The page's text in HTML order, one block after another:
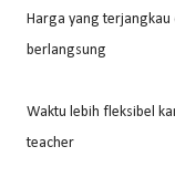
Harga yang
berlangsung
Waktu lebih fleksibel
teacher